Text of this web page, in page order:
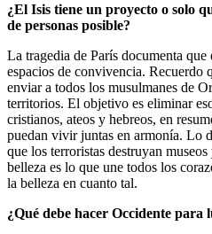
¿El Isis tiene un proyecto o solo
de personas posible?
La tragedia de París documenta
espacios de convivencia. Recuerdo
enviar a todos los musulmanes de
territorios. El objetivo es eliminar
cristianos, ateos y hebreos, en
puedan vivir juntas en armonía. Lo
que los terroristas destruyan
belleza es lo que une todos los
la belleza en cuanto tal.
¿Qué debe hacer Occidente para